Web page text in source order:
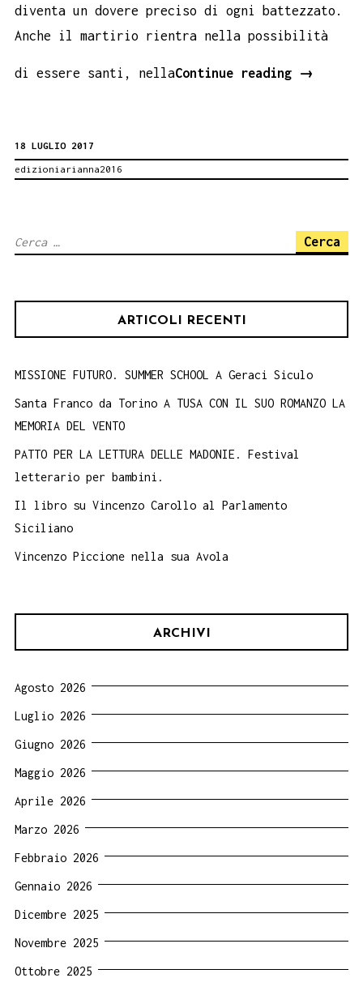
diventa un dovere preciso di ogni battezzato.
Anche il martirio rientra nella possibilità
di essere santi, nellaContinue reading
novità:
Reina
→
18 LUGLIO 2017
edizioniarianna2016
Ricerca
ARTICOLI RECENTI
MISSIONE FUTURO. SUMMER SCHOOL A Geraci Siculo
Santa Franco da Torino A TUSA CON IL SUO ROMANZO LA
MEMORIA DEL VENTO
PATTO PER LA LETTURA DELLE MADONIE. Festival
letterario per bambini.
Il libro su Vincenzo Carollo al Parlamento
Siciliano
Vincenzo Piccione nella sua Avola
ARCHIVI
Agosto 2026
Luglio 2026
Giugno 2026
Maggio 2026
Aprile 2026
Marzo 2026
Febbraio 2026
Gennaio 2026
Dicembre 2025
Novembre 2025
Ottobre 2025